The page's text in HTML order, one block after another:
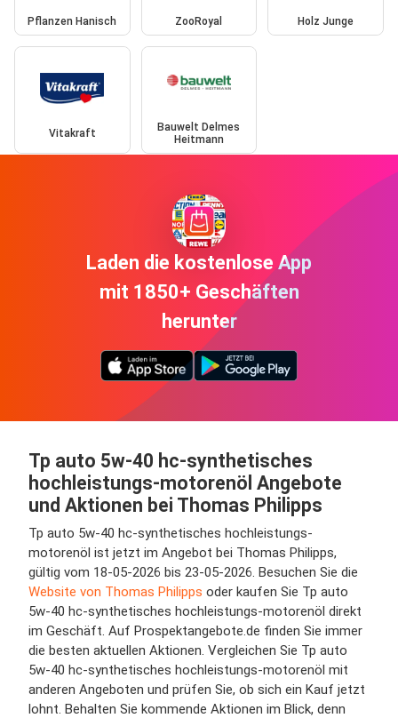
Pflanzen Hanisch ZooRoyal Holz Junge
Vitakraft
Bauwelt Delmes
Heitmann
Laden die kostenlose App
mit 1850+ Geschäften
herunter
Tp auto 5w-40 hc-synthetisches
hochleistungs-motorenöl Angebote
und Aktionen bei Thomas Philipps
Tp auto 5w-40 hc-synthetisches hochleistungs-
motorenöl ist jetzt im Angebot bei Thomas Philipps,
gültig vom 18-05-2026 bis 23-05-2026. Besuchen Sie die
Website von Thomas Philipps oder kaufen Sie Tp auto
5w-40 hc-synthetisches hochleistungs-motorenöl direkt
im Geschäft. Auf Prospektangebote.de finden Sie immer
die besten aktuellen Aktionen. Vergleichen Sie Tp auto
5w-40 hc-synthetisches hochleistungs-motorenöl mit
anderen Angeboten und prüfen Sie, ob sich ein Kauf jetzt
lohnt. Behalten Sie kommende Aktionen im Blick, denn